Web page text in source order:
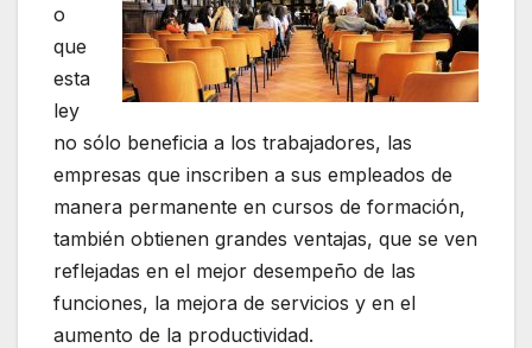
o
que
esta
ley
no sólo beneficia a los trabajadores, las
empresas que inscriben a sus empleados de
manera permanente en cursos de formación,
también obtienen grandes ventajas, que se ven
reflejadas en el mejor desempeño de las
funciones, la mejora de servicios y en el
aumento de la productividad.